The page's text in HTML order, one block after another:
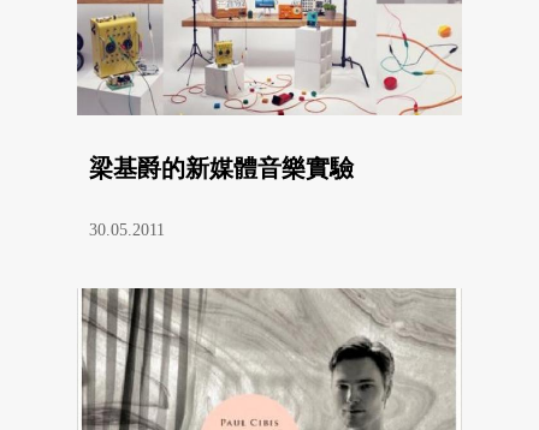
梁基爵的新媒體音樂實驗
30.05.2011